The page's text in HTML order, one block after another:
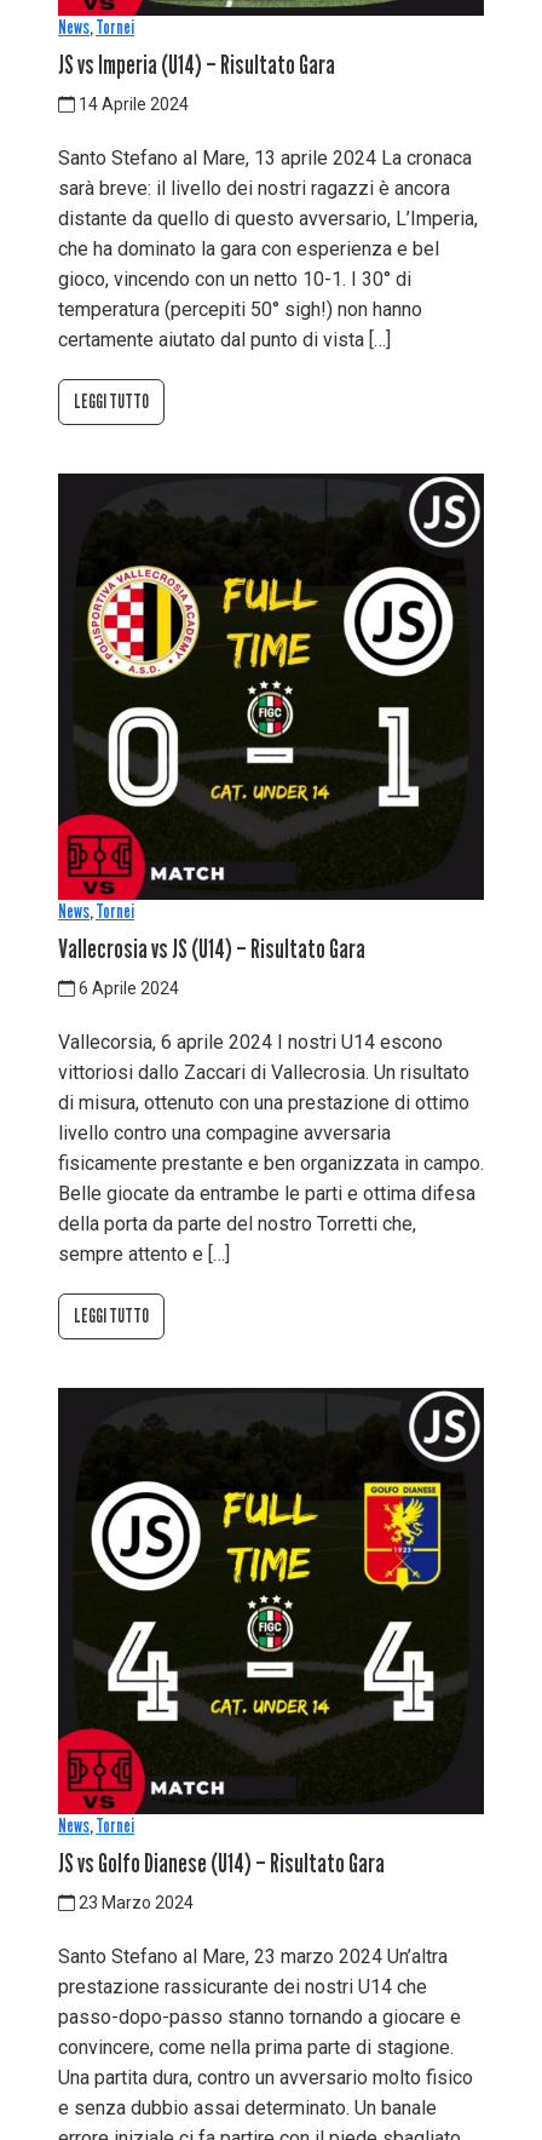
News,Tornei
JS vs Imperia (U14) – Risultato Gara
14 Aprile 2024
Santo Stefano al Mare, 13 aprile 2024 La cronaca
sarà breve: il livello dei nostri ragazzi è ancora
distante da quello di questo avversario, L’Imperia,
che ha dominato la gara con esperienza e bel
gioco, vincendo con un netto 10-1. I 30° di
temperatura (percepiti 50° sigh!) non hanno
certamente aiutato dal punto di vista […]
LEGGI TUTTO
News,Tornei
Vallecrosia vs JS (U14) – Risultato Gara
6 Aprile 2024
Vallecorsia, 6 aprile 2024 I nostri U14 escono
vittoriosi dallo Zaccari di Vallecrosia. Un risultato
di misura, ottenuto con una prestazione di ottimo
livello contro una compagine avversaria
fisicamente prestante e ben organizzata in campo.
Belle giocate da entrambe le parti e ottima difesa
della porta da parte del nostro Torretti che,
sempre attento e […]
LEGGI TUTTO
News,Tornei
JS vs Golfo Dianese (U14) – Risultato Gara
23 Marzo 2024
Santo Stefano al Mare, 23 marzo 2024 Un’altra
prestazione rassicurante dei nostri U14 che
passo-dopo-passo stanno tornando a giocare e
convincere, come nella prima parte di stagione.
Una partita dura, contro un avversario molto fisico
e senza dubbio assai determinato. Un banale